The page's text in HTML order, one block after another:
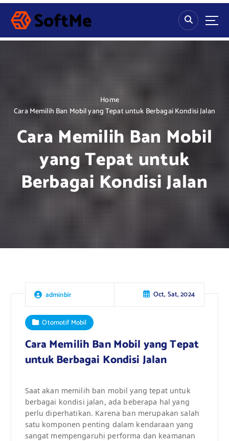
S
p
Home
Cara Memilih Ban Mobil yang Tepat untuk Berbagai Kondisi Jalan
Cara Memilih Ban Mobil
yang Tepat untuk
Berbagai Kondisi Jalan
adminbir Oct, Sat, 2024
Otomotif Mobil
Cara Memilih Ban Mobil yang Tepat
untuk Berbagai Kondisi Jalan
Saat akan memilih ban mobil yang tepat untuk
berbagai kondisi jalan, ada beberapa hal yang
perlu diperhatikan. Karena ban merupakan salah
satu komponen penting dalam kendaraan yang
sangat mempengaruhi performa dan keamanan